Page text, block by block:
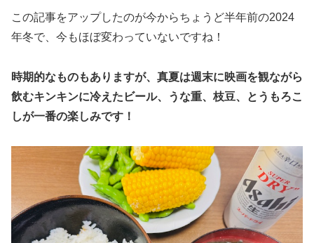
この記事をアップしたのが今からちょうど半年前の2024
年冬で、今もほぼ変わっていないですね！
時期的なものもありますが、真夏は週末に映画を観ながら
飲むキンキンに冷えたビール、うな重、枝豆、とうもろこ
しが一番の楽しみです！